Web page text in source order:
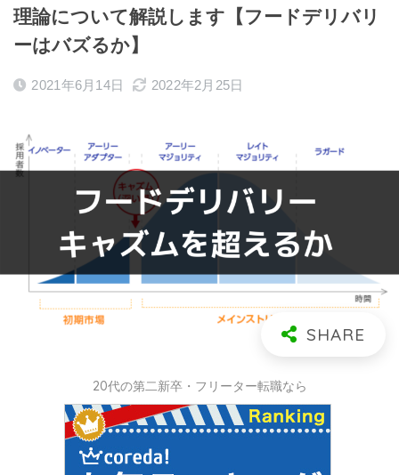
理論について解説します【フードデリバリ
ーはバズるか】
2021年6月14日 2022年2月25日
20代の第二新卒・フリーター転職なら